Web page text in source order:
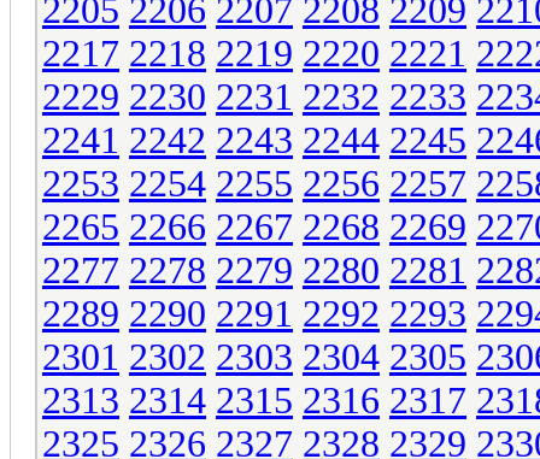
2205 2206 2207 2208 2209
2217 2218 2219 2220 2221
2229 2230 2231 2232 2233
2241 2242 2243 2244 2245
2253 2254 2255 2256 2257
2265 2266 2267 2268 2269
2277 2278 2279 2280 2281
2289 2290 2291 2292 2293
2301 2302 2303 2304 2305
2313 2314 2315 2316 2317
2325 2326 2327 2328 2329